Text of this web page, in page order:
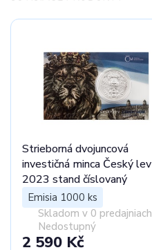
Strieborná dvojuncová
investičná minca Český lev
2023 stand číslovaný
Emisia 1000 ks
Skladom v 0 predajniach
Nedostupný
2 590 Kč